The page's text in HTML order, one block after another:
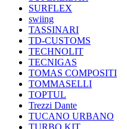
SURFLEX
swiing
TASSINARI
TD-CUSTOMS
TECHNOLIT
TECNIGAS
TOMAS COMPOSITI
TOMMASELLI
TOPTUL
Trezzi Dante
TUCANO URBANO
TURBO KIT